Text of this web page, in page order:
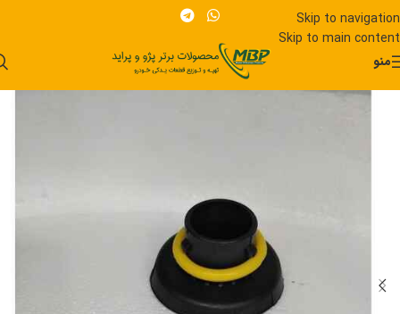
Skip to navigation
Skip to main content
منو